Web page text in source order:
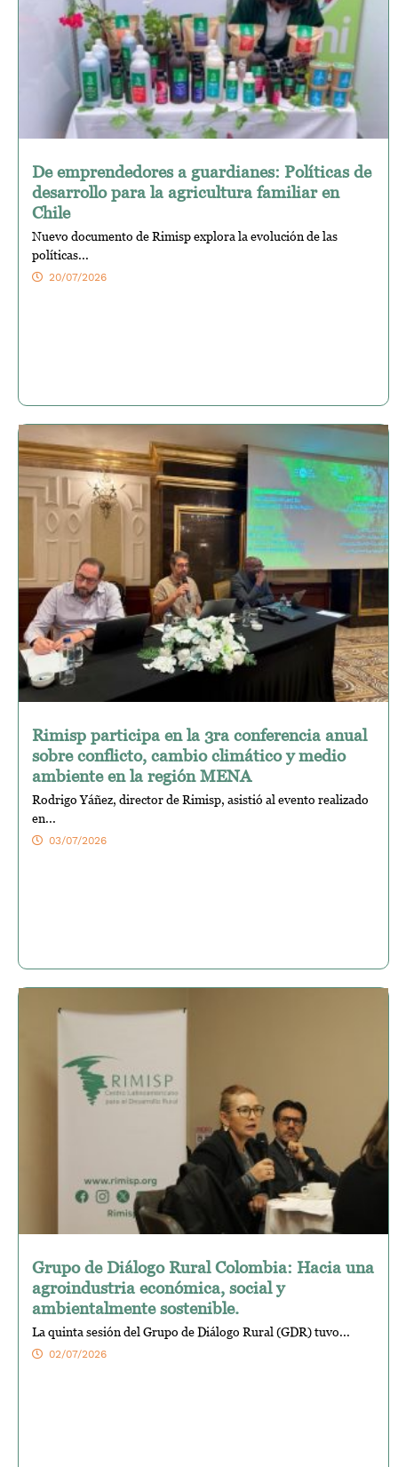
De emprendedores a guardianes: Políticas de
desarrollo para la agricultura familiar en
Chile
Nuevo documento de Rimisp explora la evolución de las
políticas...
20/07/2026
Rimisp participa en la 3ra conferencia anual
sobre conflicto, cambio climático y medio
ambiente en la región MENA
Rodrigo Yáñez, director de Rimisp, asistió al evento realizado
en...
03/07/2026
Grupo de Diálogo Rural Colombia: Hacia una
agroindustria económica, social y
ambientalmente sostenible.
La quinta sesión del Grupo de Diálogo Rural (GDR) tuvo...
02/07/2026